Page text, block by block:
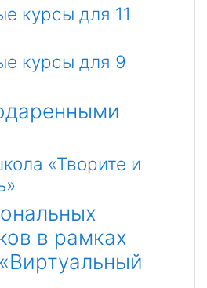
курсы для 11
курсы для 9
«Творите и
в рамках